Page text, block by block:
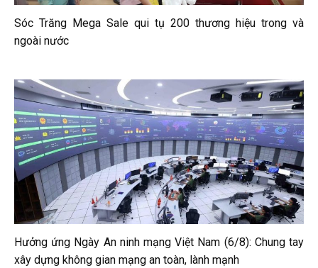
Sóc Trăng Mega Sale qui tụ 200 thương hiệu trong và
ngoài nước
Hưởng ứng Ngày An ninh mạng Việt Nam (6/8): Chung tay
xây dựng không gian mạng an toàn, lành mạnh